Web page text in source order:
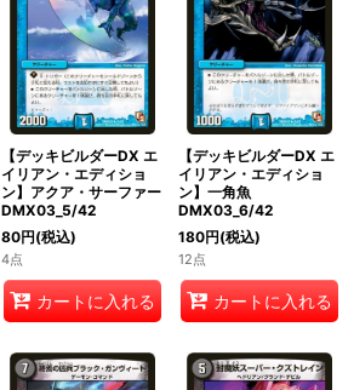
【デッキビルダーDX エ
イリアン・エディショ
ン】アクア・サーファー
DMX03_5/42
80円(税込)
4点
カートに入れる
【デッキビルダーDX エ
イリアン・エディショ
ン】一角魚
DMX03_6/42
180円(税込)
12点
カートに入れる